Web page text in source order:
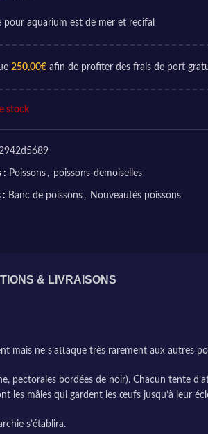
pour aquarium est de mer et recifal
250,00€ afin de profiter des frais de port
stock
: Poissons , poissons-demoiselles
: Banc de poissons , Nouveautés poissons
& LIVRAISONS
mais ne s’attaque très rarement aux autres
bordées de noir). Chacun tente
les mâles qui gardent les œufs jusqu’à leur
s’établira.